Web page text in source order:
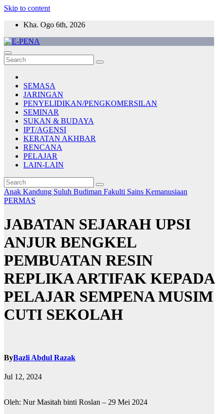
Skip to content
Kha. Ogo 6th, 2026
E-PENA
Berita Digital Terkini
SEMASA
JARINGAN
PENYELIDIKAN/PENGKOMERSILAN
SEMINAR
SUKAN & BUDAYA
IPT/AGENSI
KERATAN AKHBAR
RENCANA
PELAJAR
LAIN-LAIN
Anak Kandung Suluh Budiman Fakulti Sains Kemanusiaan
PERMAS
JABATAN SEJARAH UPSI
ANJUR BENGKEL
PEMBUATAN RESIN
REPLIKA ARTIFAK KEPADA
PELAJAR SEMPENA MUSIM
CUTI SEKOLAH
ByBazli Abdul Razak
Jul 12, 2024
Oleh: Nur Masitah binti Roslan – 29 Mei 2024